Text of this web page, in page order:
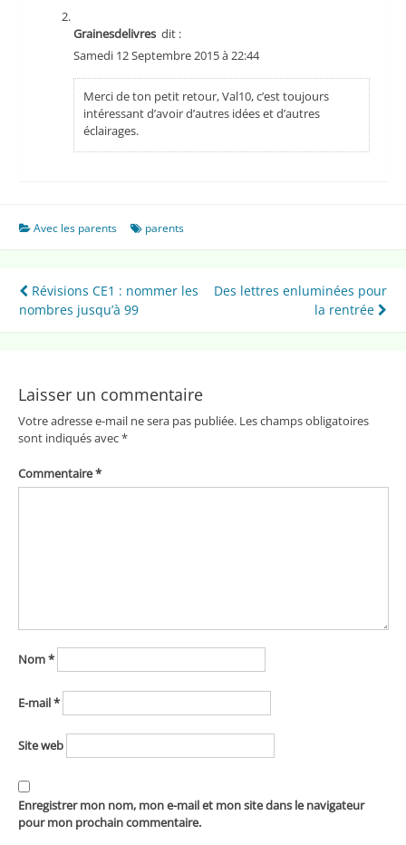
Grainesdelivresdit :
Samedi 12 Septembre 2015 à 22:44
Merci de ton petit retour, Val10, c’est toujours
intéressant d’avoir d’autres idées et d’autres
éclairages.
Avec les parents parents
Navigation
de
Révisions CE1 : nommer les
nombres jusqu’à 99
Des lettres enluminées pour
la rentrée
Laisser un commentaire
Votre adresse e-mail ne sera pas publiée. Les champs obligatoires
sont indiqués avec*
Commentaire*
Nom*
E-mail*
Site web
Enregistrer mon nom, mon e-mail et mon site dans le navigateur
pour mon prochain commentaire.